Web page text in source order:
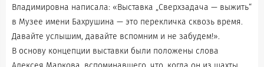
Владимировна написала: «Выставка „Сверхзадача — выжить“
в Музее имени Бахрушина — это перекличка сквозь время.
Давайте услышим, давайте вспомним и не забудем!».
В основу концепции выставки были положены слова